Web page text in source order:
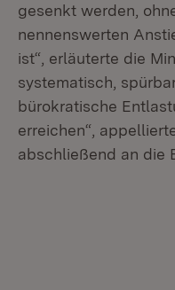
gesenkt werden,
nennenswerten
ist“, erläuterte die
systematisch,
bürokratische
erreichen“,
abschließend an die